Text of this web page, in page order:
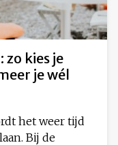
kies je
je wél
het weer tijd
Bij de